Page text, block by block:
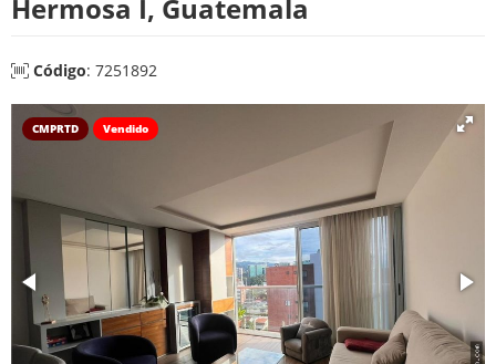
Hermosa I, Guatemala
Código: 7251892
CMPRTD Vendido